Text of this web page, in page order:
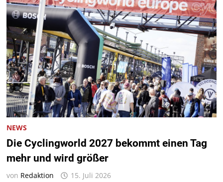
NEWS
Die Cyclingworld 2027 bekommt einen Tag
mehr und wird größer
von Redaktion 15. Juli 2026